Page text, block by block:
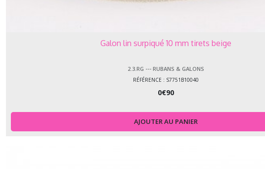
Galon lin surpiqué 10 mm tirets beige
2.3.RG --- RUBANS & GALONS
RÉFÉRENCE : S7751B10040
0€90
AJOUTER AU PANIER